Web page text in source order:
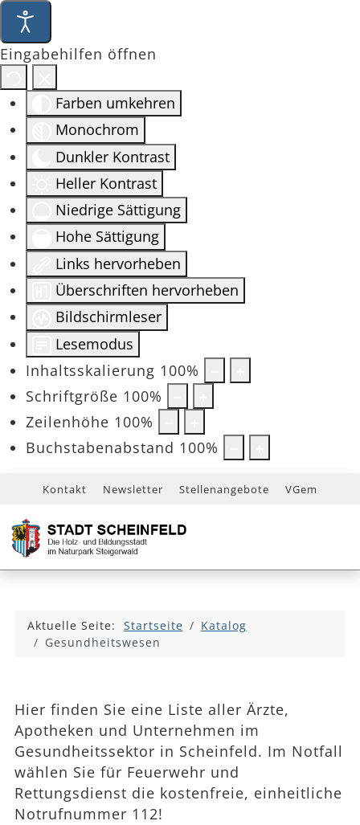
Eingabehilfen öffnen
Farben umkehren
Monochrom
Dunkler Kontrast
Heller Kontrast
Niedrige Sättigung
Hohe Sättigung
Links hervorheben
Überschriften hervorheben
Bildschirmleser
Lesemodus
Inhaltsskalierung 100%
Schriftgröße 100%
Zeilenhöhe 100%
Buchstabenabstand 100%
Kontakt Newsletter Stellenangebote VGem
Aktuelle Seite: Startseite
Katalog
Gesundheitswesen
Hier finden Sie eine Liste aller Ärzte,
Apotheken und Unternehmen im
Gesundheitssektor in Scheinfeld. Im Notfall
wählen Sie für Feuerwehr und
Rettungsdienst die kostenfreie, einheitliche
Notrufnummer 112!